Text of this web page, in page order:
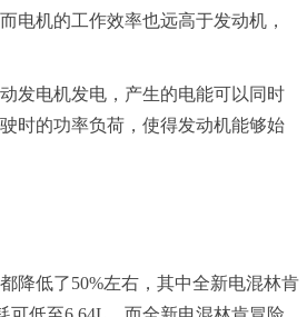
电机的工作效率也远高于发动机，
发电机发电，产生的电能可以同时
时的功率负荷，使得发动机能够始
降低了50%左右，其中全新电混林肯